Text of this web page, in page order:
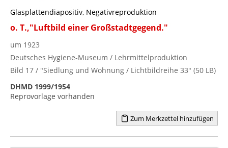
Glasplattendiapositiv, Negativreproduktion
o. T.,"Luftbild einer Großstadtgegend."
um 1923
Deutsches Hygiene-Museum / Lehrmittelproduktion
Bild 17 / "Siedlung und Wohnung / Lichtbildreihe 33" (50 LB)
DHMD 1999/1954
Reprovorlage vorhanden
Zum Merkzettel hinzufügen